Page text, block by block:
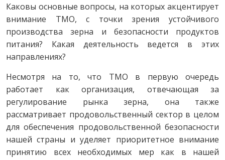
Каковы основные вопросы, на которых акцентирует
внимание TMO, с точки зрения устойчивого
производства зерна и безопасности продуктов
питания? Какая деятельность ведется в этих
направлениях?
Несмотря на то, что TMO в первую очередь
работает как организация, отвечающая за
регулирование рынка зерна, она также
рассматривает продовольственный сектор в целом
для обеспечения продовольственной безопасности
нашей страны и уделяет приоритетное внимание
принятию всех необходимых мер как в нашей